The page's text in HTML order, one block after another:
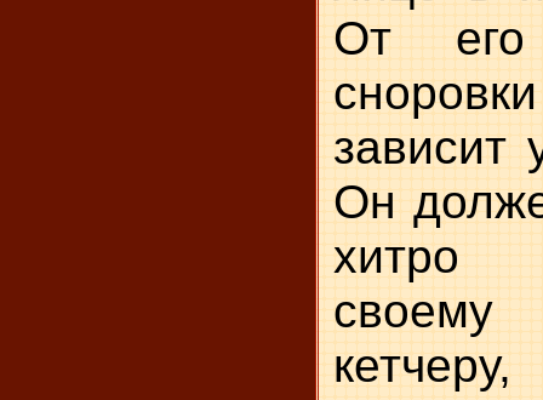
От его
зависит
Он
хитро